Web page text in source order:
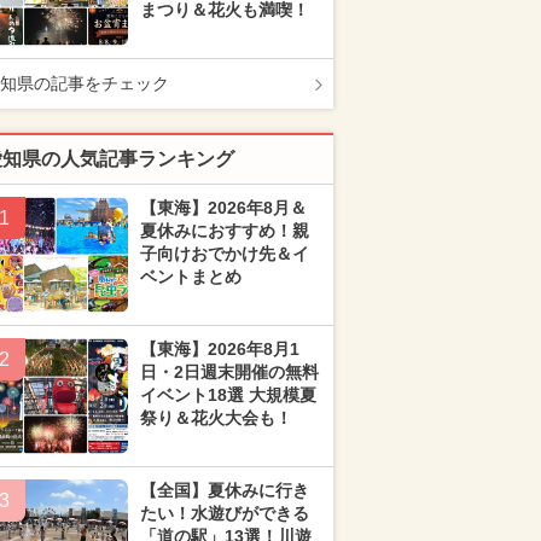
まつり＆花火も満喫！
県の記事をチェック
県の人気記事ランキング
1
【東海】2026年8月＆
夏休みにおすすめ！親
子向けおでかけ先＆イ
ベントまとめ
2
【東海】2026年8月1
日・2日週末開催の無料
イベント18選 大規模夏
祭り＆花火大会も！
3
【全国】夏休みに行き
たい！水遊びができる
「道の駅」13選！川遊